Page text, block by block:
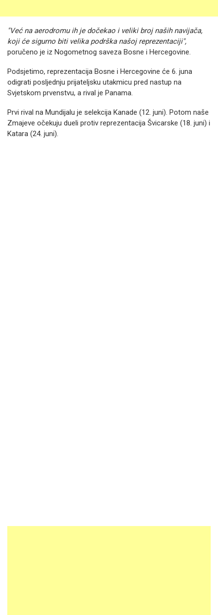
"Već na aerodromu ih je dočekao i veliki broj naših navijača,
koji će sigurno biti velika podrška našoj reprezentaciji",
poručeno je iz Nogometnog saveza Bosne i Hercegovine.
Podsjetimo, reprezentacija Bosne i Hercegovine će 6. juna
odigrati posljednju prijateljsku utakmicu pred nastup na
Svjetskom prvenstvu, a rival je Panama.
Prvi rival na Mundijalu je selekcija Kanade (12. juni). Potom naše
Zmajeve očekuju dueli protiv reprezentacija Švicarske (18. juni) i
Katara (24. juni).